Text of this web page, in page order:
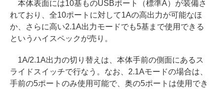
本体表面には10基ものUSBポート（標準A）が装備さ
れており、全10ポートに対して1Aの高出力が可能なほ
か、さらに高い2.1A出力モードでも5基まで使用できる
というハイスペックが売り。
1A/2.1A出力の切り替えは、本体手前の側面にあるス
ライドスイッチで行なう。なお、2.1Aモードの場合は、
手前の5ポートのみ使用可能で、奥の5ポートは使用でき